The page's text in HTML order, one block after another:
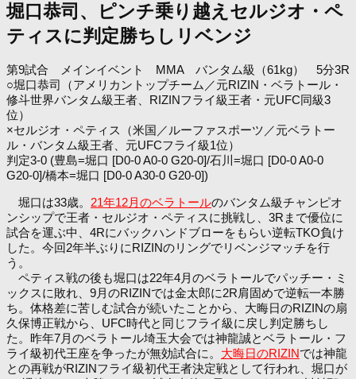
堀口恭司、ピンチ乗り越えセルジオ・ペ
ティスに判定勝ちしリベンジ
第9試合 メインイベント MMA バンタム級（61kg） 5分3R
○堀口恭司（アメリカントップチーム／元RIZIN・ベラトール・
修斗世界バンタム級王者、RIZINフライ級王者・元UFC同級3
位）
×セルジオ・ペティス
（米国／ルーファスポーツ／元ベラトー
ル・バンタム級王者、元UFCフライ級1位）
判定3-0 (豊島=堀口 [D0-0 A0-0 G20-0]/石川=堀口 [D0-0 A0-0
G20-0]/橋本=堀口 [D0-0 A30-0 G20-0])
堀口は33歳。 21年12月のベラトールのバンタム級チャンピオ
ンシップで王者・セルジオ・ペティスに挑戦し、3Rまで優位に
試合を運ぶ中、4Rにバックハンドブローをもらい逆転TKO負け
した。今回2年半ぶりにRIZINのリングでリベンジマッチを行
う。
ペティス戦の後も堀口は22年4月のベラトールでパッチー・ミ
ックスに敗れ、9月のRIZINでは金太郎に2R肩固めで逆転一本勝
ち。体格差に苦しむ試合が続いたことから、大晦日のRIZINの扇
久保博正戦から、UFC時代と同じフライ級に戻し判定勝ちし
た。昨年7月のベラトール埼玉大会では神龍誠とベラトール・フ
ライ級初代王座を争ったが無効試合に。 大晦日のRIZINでは神龍
との再戦がRIZINフライ級初代王者決定戦として行われ、堀口が